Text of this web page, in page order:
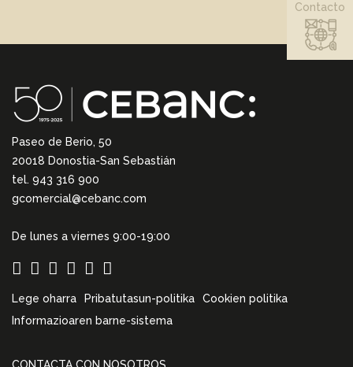
Paseo de Berio, 50
20018 Donostia-San Sebastián
tel. 943 316 900
gcomercial@cebanc.com
De lunes a viernes 9:00-19:00
Lege oharra Pribatutasun-politika
Cookien politika
Informazioaren barne-sistema
Contacto